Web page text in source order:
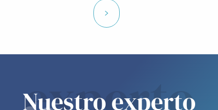
Nuestro experto